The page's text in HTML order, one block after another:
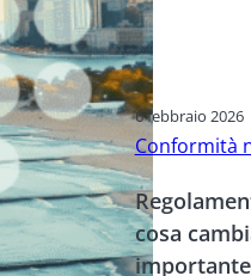
6 febbraio 2026
Conformità
cosa
importante